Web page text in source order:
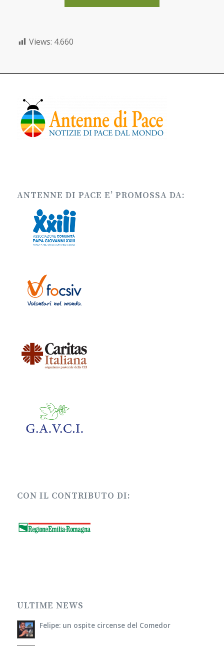
Views: 4.660
ANTENNE DI PACE E’ PROMOSSA DA:
CON IL CONTRIBUTO DI:
ULTIME NEWS
Felipe: un ospite circense del Comedor